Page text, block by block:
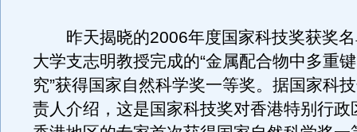
昨天揭晓的2006年度国家科技奖获奖名
大学支志明教授完成的“金属配合物中多重
究”获得国家自然科学奖一等奖。据国家科
责人介绍，这是国家科技奖对香港特别行政